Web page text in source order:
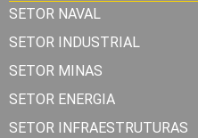
SETOR NAVAL
SETOR INDUSTRIAL
SETOR MINAS
SETOR ENERGIA
SETOR INFRAESTRUTURAS